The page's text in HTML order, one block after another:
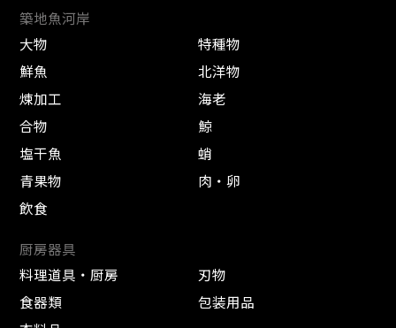
築地魚河岸
大物
特種物
鮮魚
北洋物
煉加工
海老
合物
鯨
塩干魚
蛸
青果物
肉・卵
飲食
厨房器具
料理道具・厨房
刃物
食器類
包装用品